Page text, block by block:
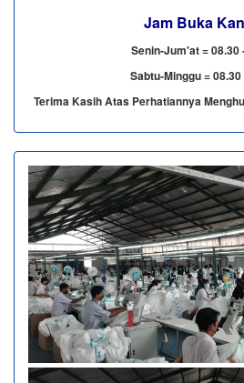
Jam Buka
Senin-Jum'at = 08.30
Sabtu-Minggu = 08.30
Terima Kasih Atas Perhatiannya